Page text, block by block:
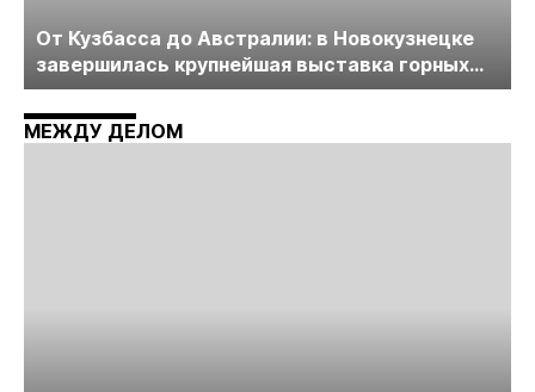
От Кузбасса до Австралии: в Новокузнецке
завершилась крупнейшая выставка горных
технологий «Недра России. Уголь России и
Майнинг»
МЕЖДУ ДЕЛОМ